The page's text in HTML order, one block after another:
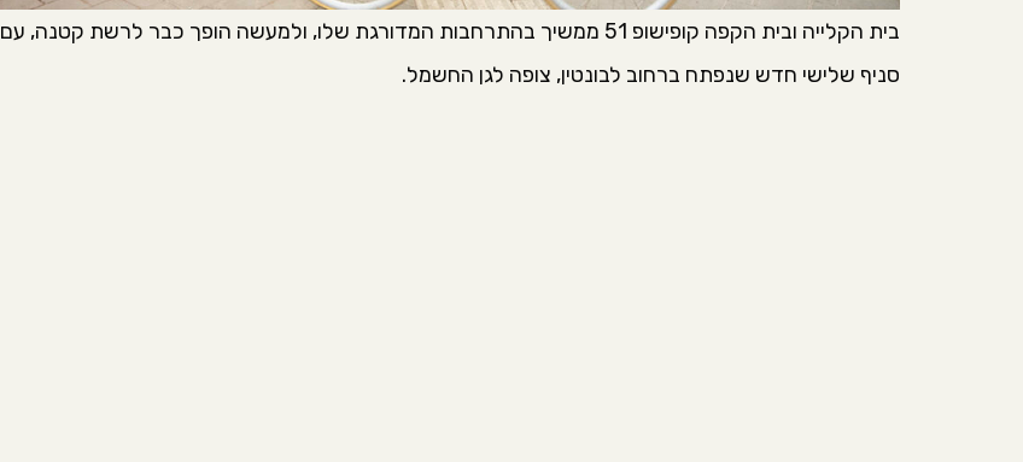
בית הקלייה ובית הקפה קופישופ 51 ממשיך בהתרחבות המדורגת שלו, ולמעשה הופך כבר לרשת קטנה, עם
סניף שלישי חדש שנפתח ברחוב לבונטין, צופה לגן החשמל.